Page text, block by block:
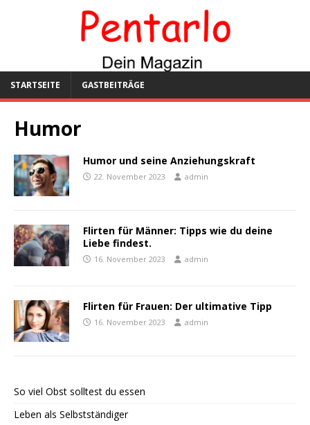
STARTSEITE GASTBEITRÄGE
Humor
Humor und seine Anziehungskraft
22. November 2023 admin
Flirten für Männer: Tipps wie du deine
Liebe findest.
16. November 2023 admin
Flirten für Frauen: Der ultimative Tipp
16. November 2023 admin
So viel Obst solltest du essen
Leben als Selbstständiger